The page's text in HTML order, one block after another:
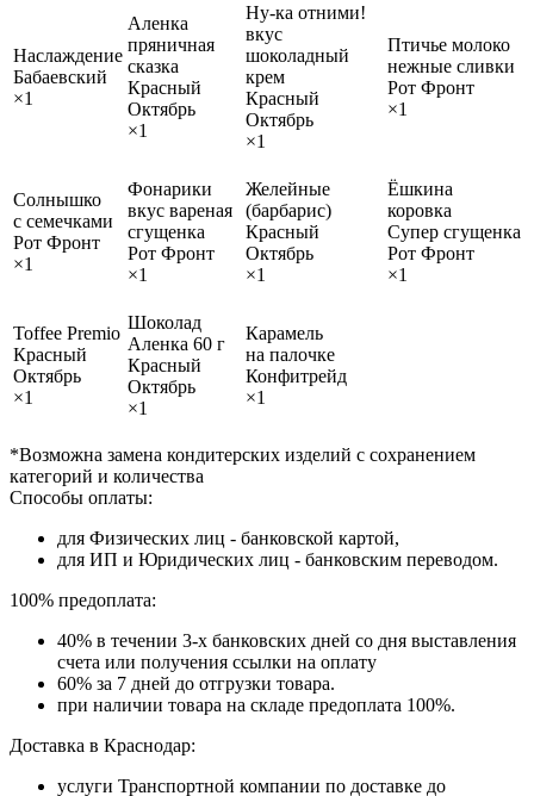
Наслаждение
Бабаевский
×1
Аленка
пряничная
сказка
Красный
Октябрь
×1
Ну-ка отними!
вкус
шоколадный
крем
Красный
Октябрь
×1
Птичье молоко
нежные сливки
Рот Фронт
×1
Солнышко
с семечками
Рот Фронт
×1
Фонарики
вкус вареная
сгущенка
Рот Фронт
×1
Желейные
(барбарис)
Красный
Октябрь
×1
Ёшкина
коровка
Супер сгущенка
Рот Фронт
×1
Toffee Premio
Красный
Октябрь
×1
Шоколад
Аленка 60 г
Красный
Октябрь
×1
Карамель
на палочке
Конфитрейд
×1
*Возможна замена кондитерских изделий с сохранением
категорий и количества
Способы оплаты:
для Физических лиц - банковской картой,
для ИП и Юридических лиц - банковским переводом.
100% предоплата:
40% в течении 3-х банковских дней со дня выставления
счета или получения ссылки на оплату
60% за 7 дней до отгрузки товара.
при наличии товара на складе предоплата 100%.
Доставка в Краснодар:
услуги Транспортной компании по доставке до